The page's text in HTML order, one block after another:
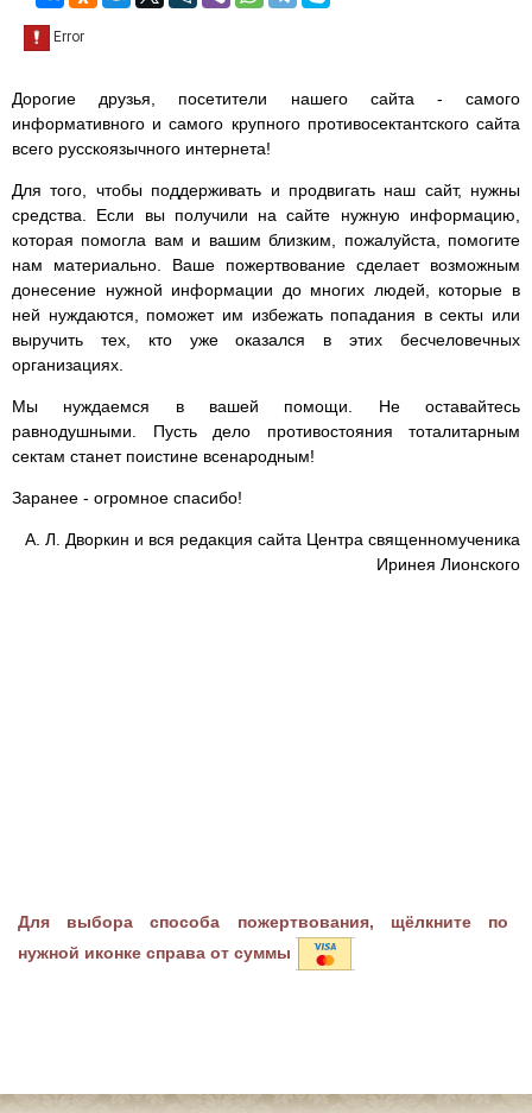
Дорогие друзья, посетители нашего сайта - самого
информативного и самого крупного противосектантского сайта
всего русскоязычного интернета!
Для того, чтобы поддерживать и продвигать наш сайт, нужны
средства. Если вы получили на сайте нужную информацию,
которая помогла вам и вашим близким, пожалуйста, помогите
нам материально. Ваше пожертвование сделает возможным
донесение нужной информации до многих людей, которые в
ней нуждаются, поможет им избежать попадания в секты или
выручить тех, кто уже оказался в этих бесчеловечных
организациях.
Мы нуждаемся в вашей помощи. Не оставайтесь
равнодушными. Пусть дело противостояния тоталитарным
сектам станет поистине всенародным!
Заранее - огромное спасибо!
А. Л. Дворкин и вся редакция сайта Центра священномученика
Иринея Лионского
Для выбора способа пожертвования, щёлкните по
нужной иконке справа от суммы